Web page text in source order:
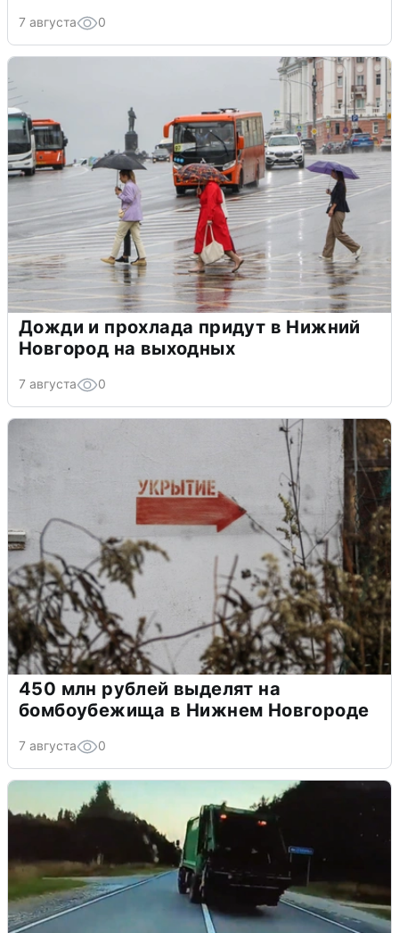
7 августа 0
Дожди и прохлада придут в Нижний
Новгород на выходных
7 августа 0
450 млн рублей выделят на
бомбоубежища в Нижнем Новгороде
7 августа 0